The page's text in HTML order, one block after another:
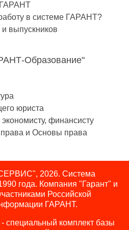
в системе ГАРАНТ?
и выпускников
Образование"
юриста
финансисту
права и Основы права
2026. Система
года. Компания "Гарант" и
Российской
ГАРАНТ.
комплект базы